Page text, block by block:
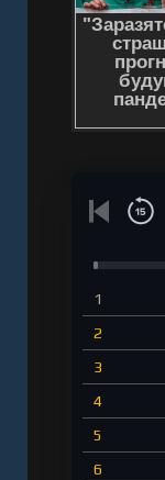
1
2
3
4
5
6